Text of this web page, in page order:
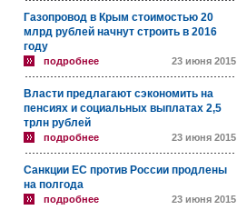
Газопровод в Крым стоимостью 20
млрд рублей начнут строить в 2016
году
подробнее 23 июня 2015
Власти предлагают сэкономить на
пенсиях и социальных выплатах 2,5
трлн рублей
подробнее 23 июня 2015
Санкции ЕС против России продлены
на полгода
подробнее 23 июня 2015